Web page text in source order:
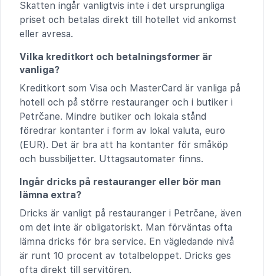
Skatten ingår vanligtvis inte i det ursprungliga
priset och betalas direkt till hotellet vid ankomst
eller avresa.
Vilka kreditkort och betalningsformer är
vanliga?
Kreditkort som Visa och MasterCard är vanliga på
hotell och på större restauranger och i butiker i
Petrčane. Mindre butiker och lokala stånd
föredrar kontanter i form av lokal valuta, euro
(EUR). Det är bra att ha kontanter för småköp
och bussbiljetter. Uttagsautomater finns.
Ingår dricks på restauranger eller bör man
lämna extra?
Dricks är vanligt på restauranger i Petrčane, även
om det inte är obligatoriskt. Man förväntas ofta
lämna dricks för bra service. En vägledande nivå
är runt 10 procent av totalbeloppet. Dricks ges
ofta direkt till servitören.